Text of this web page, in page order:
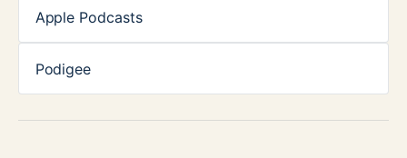
Apple Podcasts
Podigee